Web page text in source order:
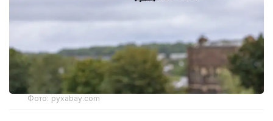
Фото: pyxabay.com